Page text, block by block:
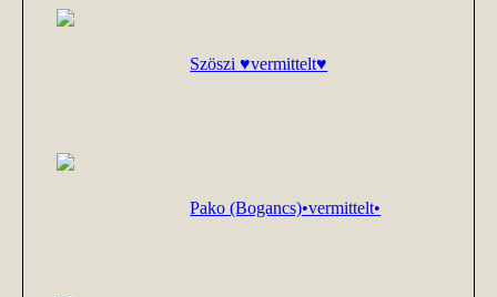
Szöszi ♥vermittelt♥
Pako (Bogancs)•vermittelt•